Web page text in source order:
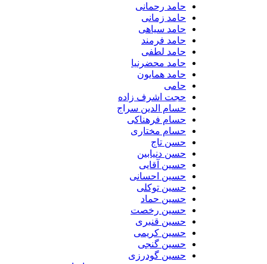
حامد رحمانی
حامد زمانی
حامد سیاهی
حامد فرمند
حامد لطفی
حامد محضرنیا
حامد همایون
حامی
حجت اشرف زاده
حسام الدین سراج
حسام فرهناکی
حسام مختاری
حسن تاج
حسن دنیابین
حسین آقایی
حسین احسانی
حسین توکلی
حسین حماد
حسین رخصت
حسین قنبری
حسین کریمی
حسین گنجی
حسین گودرزی